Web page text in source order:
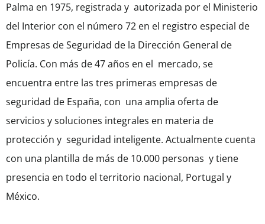
Palma en 1975, registrada y autorizada por el Ministerio
del Interior con el número 72 en el registro especial de
Empresas de Seguridad de la Dirección General de
Policía. Con más de 47 años en el mercado, se
encuentra entre las tres primeras empresas de
seguridad de España, con una amplia oferta de
servicios y soluciones integrales en materia de
protección y seguridad inteligente. Actualmente cuenta
con una plantilla de más de 10.000 personas y tiene
presencia en todo el territorio nacional, Portugal y
México.